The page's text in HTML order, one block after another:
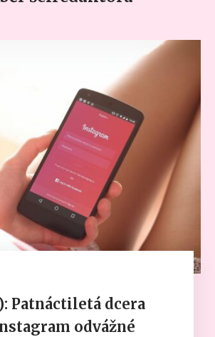
Patnáctiletá dcera
odvážné